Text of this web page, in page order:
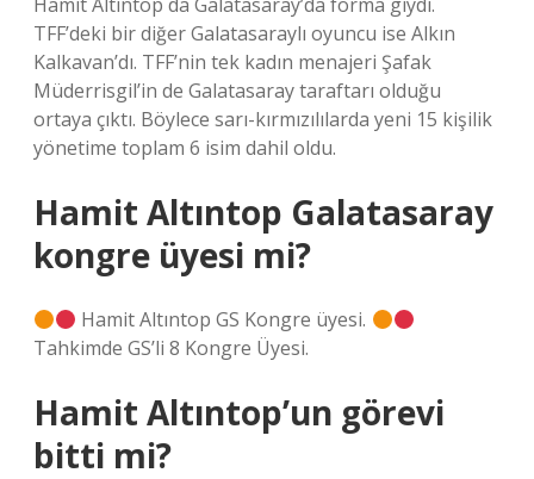
TFF’deki bir diğer Galatasaraylı oyuncu ise Alkın
Kalkavan’dı. TFF’nin tek kadın menajeri Şafak
Müderrisgil’in de Galatasaray taraftarı olduğu
ortaya çıktı. Böylece sarı-kırmızılılarda yeni 15 kişilik
yönetime toplam 6 isim dahil oldu.
Hamit Altıntop Galatasaray
kongre üyesi mi?
Hamit Altıntop GS Kongre üyesi.
Tahkimde GS’li 8 Kongre Üyesi.
Hamit Altıntop’un görevi
bitti mi?